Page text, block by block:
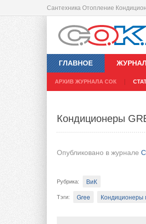
Сантехника Отопление
ГЛАВНОЕ
АРХИВ ЖУРНАЛА СОК
Кондиционеры
Опубликовано в журнале
Рубрика: ВиК
Тэги: Gree
Коттедж —
Опубликовано в журнале
Тэги: Вентиляционное
Реальный комфорт